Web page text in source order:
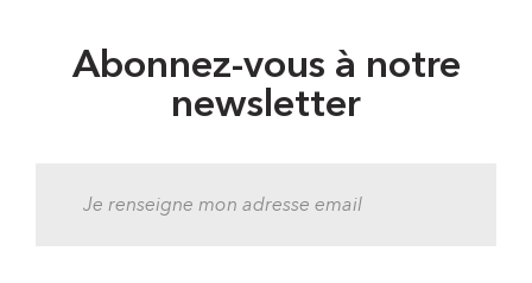
Abonnez-vous à notre
newsletter